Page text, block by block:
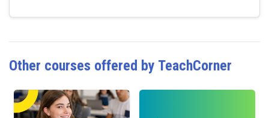
Other courses offered by TeachCorner